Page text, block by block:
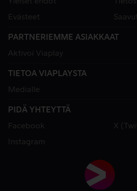
Evästeet
PARTNERIEMME ASIAKKAAT
Aktivoi Viaplay
TIETOA VIAPLAYSTA
Medialle
PIDÄ YHTEYTTÄ
Facebook
X
Instagram